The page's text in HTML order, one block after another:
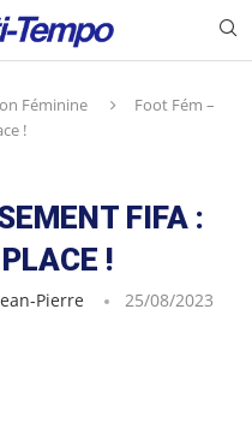
Féminine
Foot Fém –
!
FIFA :
!
Pierre 25/08/2023